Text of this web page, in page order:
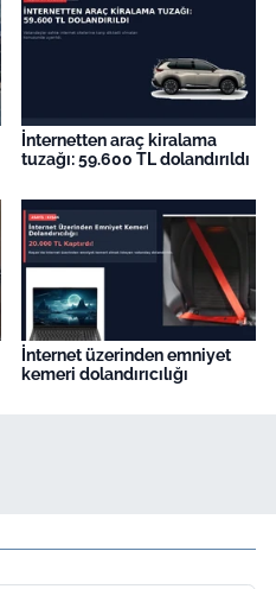
İnternetten araç kiralama
tuzağı: 59.600 TL dolandırıldı
İnternet üzerinden emniyet
kemeri dolandırıcılığı